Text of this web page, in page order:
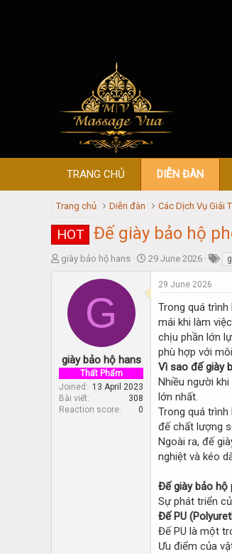
TRANG CHỦ DIỄN ĐÀN
Trang chủ Diễn đàn Các Dịch Vụ Giải
HOT Đế giày bảo hộ
T
a
t
e
r
giày bảo hộ hans
S
r
29 June 2026
G
giày bảo hộ hans
Thất Phẩm
Joined
13 April 2023
Bài viết
308
Reaction score
0
29 June 2026
Trong quá trình
mái khi làm
chịu phần lớn
phù hợp với
Vì sao đế giày
Nhiều người
lớn nhất.
Trong quá
đế chất lượng
Ngoài ra, đế
nghiệt và kéo
Đế giày bảo hộ
Sự phát triển
Đế PU
Đế PU là một
Ưu điểm của